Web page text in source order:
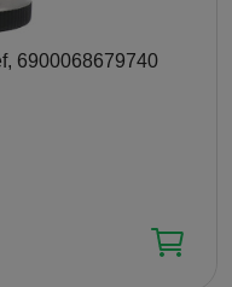
6900068679740